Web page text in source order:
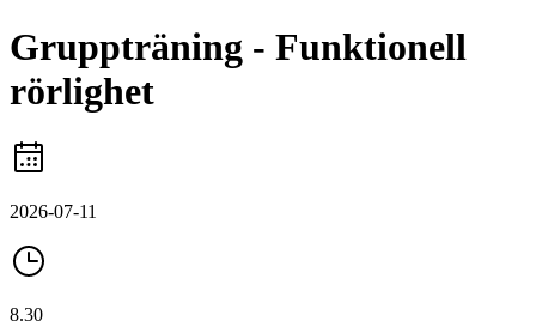
Gruppträning - Funktionell
rörlighet
2026-07-11
8.30